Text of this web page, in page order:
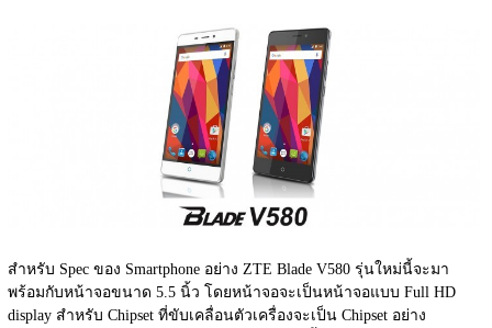
สำหรับ Spec ของ Smartphone อย่าง ZTE Blade V580 รุ่นใหม่นี้จะมา
พร้อมกับหน้าจอขนาด 5.5 นิ้ว โดยหน้าจอจะเป็นหน้าจอแบบ Full HD
display สำหรับ Chipset ที่ขับเคลื่อนตัวเครื่องจะเป็น Chipset อย่าง